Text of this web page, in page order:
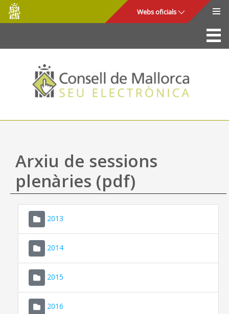
Salta al contingut principal
Consell
de
Mallorca
Webs oficials
La Seu
Consell de Mallorca
Accés i seguretat
Utilitats
Ajuda
Arxiu de sessions
plenàries (pdf)
2013
2014
2015
2016